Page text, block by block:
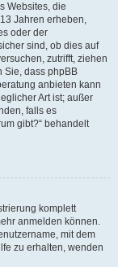
Websites, die
Jahren erheben,
oder der
sind, ob dies auf
zutrifft, ziehen
Sie, dass phpBB
anbieten kann
Art ist; außer
falls es
gibt?“ behandelt
komplett
anmelden können.
mit dem
zu erhalten, wenden